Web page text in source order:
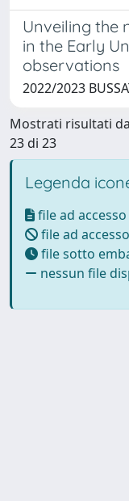
Unveiling the
in the Early
observations
2022/2023
Mostrati risultati
23 di 23
Legenda
file ad
file ad
file sotto
nessun file